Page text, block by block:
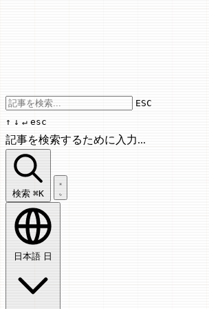
Use arrow keys
ESC
↑ ↓ ↵ esc
記事を検索するために入力...
記事を検索...
検索 ⌘K
日本語 日